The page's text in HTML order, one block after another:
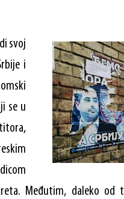
svoj
i
se u
Međutim, daleko